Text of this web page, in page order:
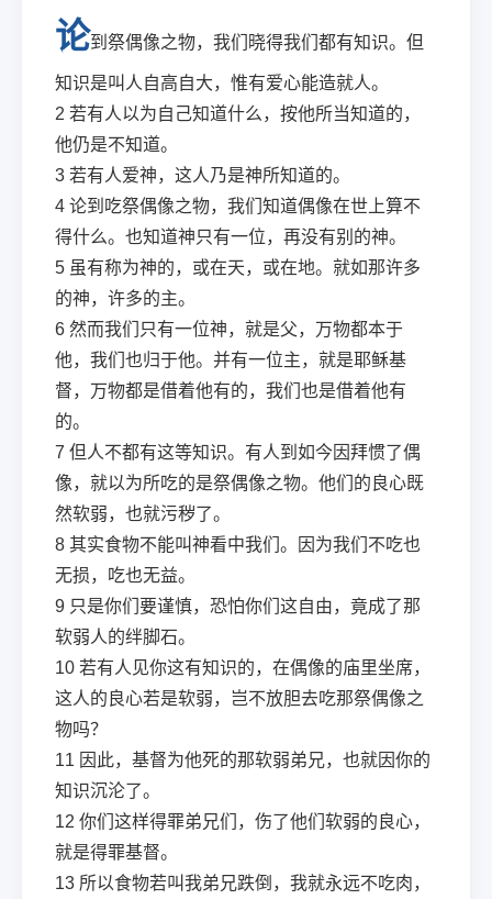
论到祭偶像之物，我们晓得我们都有知识。但
知识是叫人自高自大，惟有爱心能造就人。
2 若有人以为自己知道什么，按他所当知道的，
他仍是不知道。
3 若有人爱神，这人乃是神所知道的。
4 论到吃祭偶像之物，我们知道偶像在世上算不
得什么。也知道神只有一位，再没有别的神。
5 虽有称为神的，或在天，或在地。就如那许多
的神，许多的主。
6 然而我们只有一位神，就是父，万物都本于
他，我们也归于他。并有一位主，就是耶稣基
督，万物都是借着他有的，我们也是借着他有
的。
7 但人不都有这等知识。有人到如今因拜惯了偶
像，就以为所吃的是祭偶像之物。他们的良心既
然软弱，也就污秽了。
8 其实食物不能叫神看中我们。因为我们不吃也
无损，吃也无益。
9 只是你们要谨慎，恐怕你们这自由，竟成了那
软弱人的绊脚石。
10 若有人见你这有知识的，在偶像的庙里坐席，
这人的良心若是软弱，岂不放胆去吃那祭偶像之
物吗？
11 因此，基督为他死的那软弱弟兄，也就因你的
知识沉沦了。
12 你们这样得罪弟兄们，伤了他们软弱的良心，
就是得罪基督。
13 所以食物若叫我弟兄跌倒，我就永远不吃肉，